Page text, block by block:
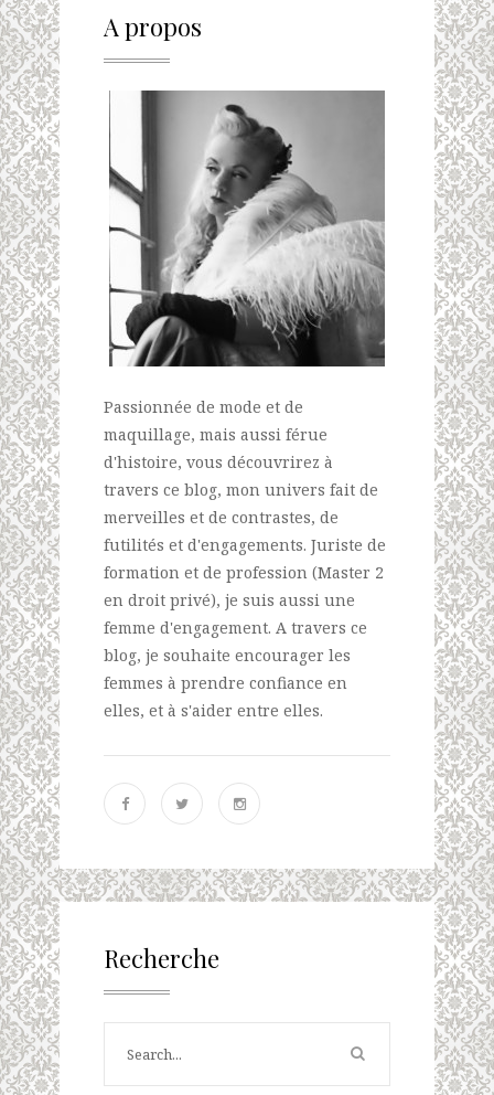
A propos
Passionnée de mode et de
maquillage, mais aussi férue
d'histoire, vous découvrirez à
travers ce blog, mon univers fait de
merveilles et de contrastes, de
futilités et d'engagements. Juriste de
formation et de profession (Master 2
en droit privé), je suis aussi une
femme d'engagement. A travers ce
blog, je souhaite encourager les
femmes à prendre confiance en
elles, et à s'aider entre elles.
Recherche